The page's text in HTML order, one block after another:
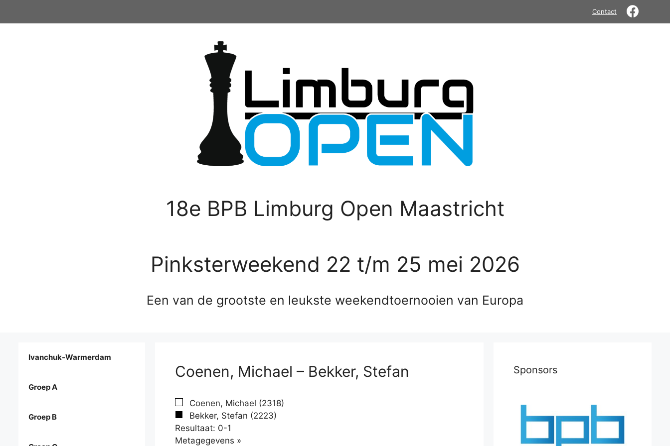
Contact
18e BPB Limburg Open Maastricht
Pinksterweekend 22 t/m 25 mei 2026
Een van de grootste en leukste weekendtoernooien van Europa
Coenen, Michael – Bekker, Stefan
Coenen, Michael (2318)
Bekker, Stefan (2223)
Resultaat: 0-1
Metagegevens »
Ivanchuk-Warmerdam
Groep A
Groep B
Sponsors